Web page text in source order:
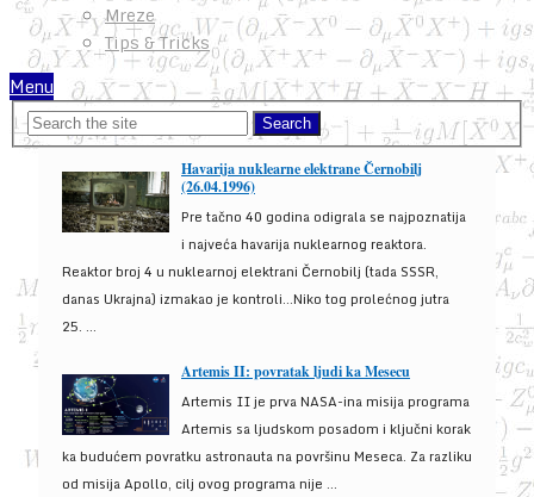
Mreze
Tips & Tricks
Menu
Havarija nuklearne elektrane Černobilj
(26.04.1996)
Pre tačno 40 godina odigrala se najpoznatija
i najveća havarija nuklearnog reaktora.
Reaktor broj 4 u nuklearnoj elektrani Černobilj (tada SSSR,
danas Ukrajna) izmakao je kontroli...Niko tog prolećnog jutra
25. ...
Artemis II: povratak ljudi ka Mesecu
Artemis II je prva NASA-ina misija programa
Artemis sa ljudskom posadom i ključni korak
ka budućem povratku astronauta na površinu Meseca. Za razliku
od misija Apollo, cilj ovog programa nije ...